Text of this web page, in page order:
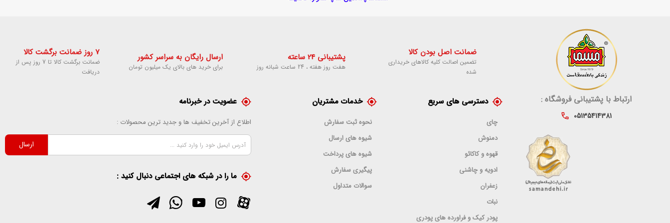
ارتباط با پشتیبانی فروشگاه :
05135414381
ضمانت اصل بودن کالا
تضمین اصالت کلیه کالاهای خریداری
شده
پشتیبانی 24 ساعته
هفت روز هفته ، 24 ساعت شبانه روز
ارسال رایگان به سراسر کشور
برای خرید های بالای یک میلیون تومان
7 روز ضمانت برگشت کالا
ضمانت برگشت کالا تا 7 روز پس از
دریافت
دسترسی های سریع
چای
دمنوش
قهوه و کاکائو
ادویه و چاشنی
زعفران
نبات
پودر کیک و فراورده های پودری
خدمات مشتریان
نحوه ثبت سفارش
شیوه های ارسال
شیوه های پرداخت
پیگیری سفارش
سوالات متداول
عضویت در خبرنامه
اطلاع از آخرین تخفیف ها و جدید ترین محصولات :
ارسال
ما را در شبکه های اجتماعی دنبال کنید :